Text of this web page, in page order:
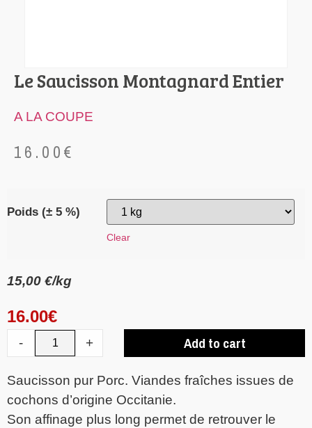
Le Saucisson Montagnard Entier
A LA COUPE
16.00€
Poids (± 5 %)
Clear
15,00 €/kg
16.00€
- + Add to cart
Saucisson pur Porc. Viandes fraîches issues de
cochons d’origine Occitanie.
Son affinage plus long permet de retrouver le